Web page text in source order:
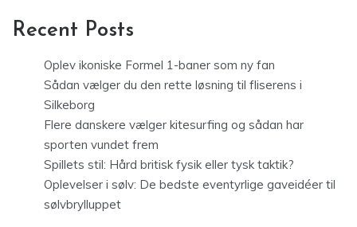
Recent Posts
Oplev ikoniske Formel 1-baner som ny fan
Sådan vælger du den rette løsning til fliserens i
Silkeborg
Flere danskere vælger kitesurfing og sådan har
sporten vundet frem
Spillets stil: Hård britisk fysik eller tysk taktik?
Oplevelser i sølv: De bedste eventyrlige gaveidéer til
sølvbrylluppet